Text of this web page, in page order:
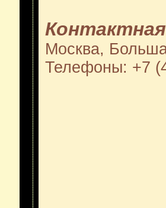
Москва,
Телефоны: +7